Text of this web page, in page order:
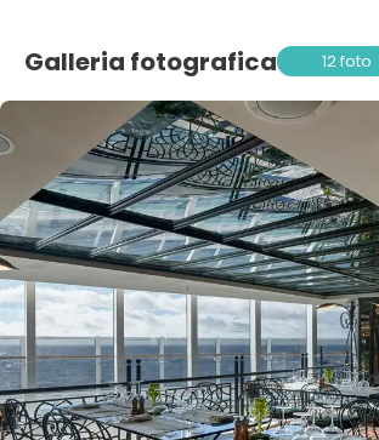
Galleria fotografica 12 foto